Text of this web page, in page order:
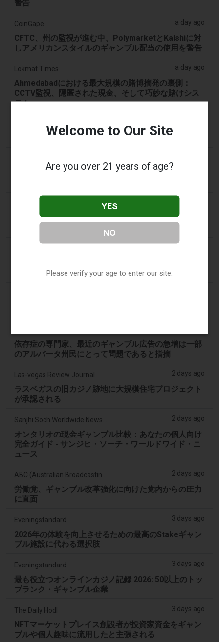
警告
CoinGape a day ago
CFTC、州の監視が進む中、PolymarketとKalshiに対
しアメリカンスタイルのギャンブル配当の使用を警告
Lokmat Times a day ago
Ahmedabadにおける最大規模の賭博摘発の裏側：
CCTV監視、隠匿された現金、そして巧妙な賭けシス
テム
100%無料スピンの収益にギャンブル要件なし
ラインでのギャンブルを検討する際に存在するさまざ
ロサムタウンセンターのカジノ、24時間営業が承認さ
用主から22万ドルを窃取、裁判所が判決
依存症の専門家、最近のギャンブル広告の急増は一部
のアルバータ州民にとって問題であると指摘
Las-vegas Review Journal 2 days ago
ラスベガスの旧カジノ跡地に大規模住宅プロジェクト
が承認される
2 days ago
オンタリオの現金ギャンブル比較：あなたの個人向け
完全ガイド - サンジヒ・ソーチ・ワールドワイド・ニ
ュース
2 days ago
労働党、ギャンブル改革強化に向けた党内からの圧力
に直面
Eveningstandard 3 days ago
2026年の体験を向上させるための最高のStakeギャン
ブル施設に代わる選択肢
Eveningstandard 3 days ago
最も役立つオンラインカジノ記録 2026: 50以上のトッ
プランク・ギャンブル企業
The Daily Hodl 3 days ago
NFTマーケットプレイス創設者が投資家資金をギャン
ブルや個人趣味に流用したと主張される
Welcome to Our Site
Are you over 21 years of age?
YES
NO
Please verify your age to enter our site.